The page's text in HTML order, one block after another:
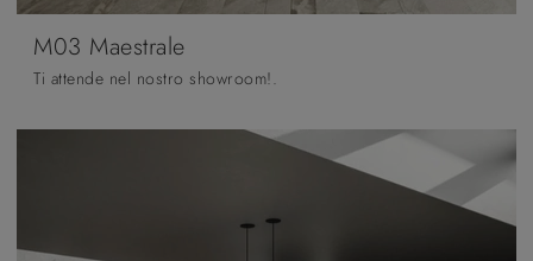
M03 Maestrale
Ti attende nel nostro showroom!.